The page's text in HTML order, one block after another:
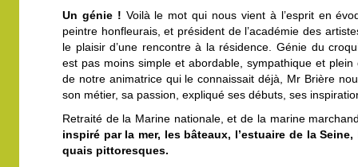
Un génie ! Voilà le mot qui nous vient à l’esprit en
peintre honfleurais, et président de l’académie des
le plaisir d’une rencontre à la résidence. Génie du
est pas moins simple et abordable, sympathique et plein
de notre animatrice qui le connaissait déjà, Mr Brière
son métier, sa passion, expliqué ses débuts, ses
Retraité de la Marine nationale, et de la marine
inspiré par la mer, les bâteaux, l’estuaire de la
quais pittoresques.